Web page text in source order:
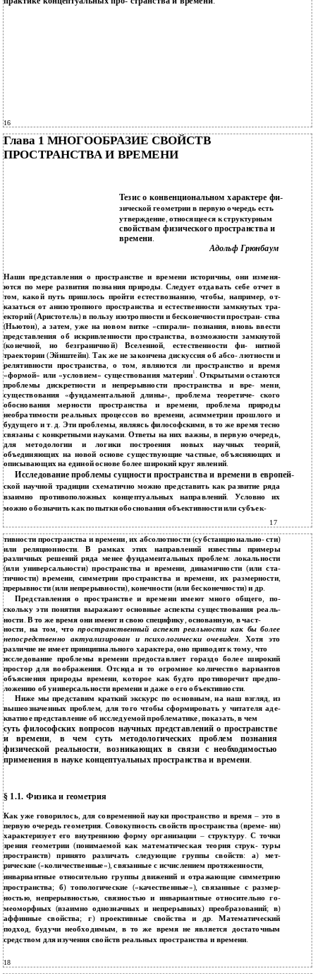
16
Глава 1 МНОГООБРАЗИЕ СВОЙСТВ
ПРОСТРАНСТВА И ВРЕМЕНИ
Тезис о конвенциональном характере фи-
зической геометрии в первую очередь есть
утверждение, относящееся к структурным
свойствам физического пространства и
времени.
Адольф Грюнбаум
Наши представления о пространстве и времени историчны, они изменя-
ются по мере развития познания природы. Следует отдавать себе отчет в
том,какой путь пришлось пройти естествознанию,чтобы, например,от-
казаться от анизотропного пространства и естественности замкнутых тра-
екторий(Аристотель)в пользу изотропности и бесконечности простран- ства
(Ньютон), а затем ,уже на новом витке«спирали»познания ,вновь ввести
представления об искривленности пространства ,возможности замкнутой
(конечной, но безграничной)Вселенной, естественности фи- нитной
траектории(Эйнштейн). Так же не закончена дискуссия об абсо-лютности и
релятивности пространства,о том,являются ли пространство и время
«формой» или «условием» существования материи1.Открытыми остаются
проблемы дискретности и непрерывности пространства и вре-мени,
существования«фундаментальной длины»,проблема теоретиче- ского
обоснования мерности пространства и времени, проблема природы
необратимости реальных процессов во времени, асимметрии прошлого и
будущего и т.д. Эти проблемы, являясь философскими, в то же время тесно
связаны с конкретными науками.Ответы на них важны, в первую очередь,
для методологии и логики построения новых научных теорий,
объединяющих на новой основе существующие частные ,объясняющих и
описывающих на единой основе более широкий круг явлений.
Исследование проблемы сущности пространства и времени в европей-
ской научной традиции схематично можно представить как развитие ряда
взаимно противоположных концептуальных направлений. Условно их
можно обозначить как попытки обоснования объективности или субъек-
17
тивности пространства и времени их абсолютности (субстанционально-сти)
или реляционности .В рамках этих направлений известны примеры
различных решений ряда менее фундаментальных проблем:локальности
(или универсальности)пространства и времени,динамичности(или ста-
тичности)времени, симметрии пространства и времени,их размерности,
прерывности(или непрерывности), конечности (или бесконечности)и др.
Представления о пространстве и времени имеют много общего, по-
скольку эти понятия выражают основные аспекты существования реаль-
ности В то же время они имеют и свою специфику основанную в част-
ности, на том,чтопространственный аспект реальности как бы более
непосредственно актуализирован и психологически очевиден.Хотя это
различие не имеет принципиального характера,оно приводит к тому, что
исследование проблемы времени предоставляет гораздо более широкий
простор для воображения.Отсюда и то огромное количество вариантов
объяснения природы времени,которое как будто противоречит предпо-
ложению об универсальности времени и даже о его объективности.
Ниже мы представим краткий экскурс по основным,на наш взгляд, из
вышеозначенных проблем, для того чтобы сформировать у читателя аде-
кватное представление об исследуемой проблематике, показать,в чем
суть философских вопросов научных представлений о пространстве
и времени, в чем суть методологических проблем познания
физической реальности,возникающих в связи с необходимостью
применения в науке концептуальных пространства и времени.
§ 1.1. Физика и геометрия
Как уже говорилось,для современной науки пространство и время – это в
первую очередь геометрия.Совокупность свойств пространства(време- ни)
характеризует его внутреннюю форму организации – структуру. С точки
зрения геометрии(понимаемой как математическая теория струк-туры
пространств)принято различать следующие группы свойств:а) мет-
рические («количественные»),связанные с исчислением протяженности,
инвариантные относительно группы движений и отражающие симметрию
пространства;б)топологические («качественные»),связанные с размер-
ностью,непрерывностью, связностью и инвариантные относительно го-
меоморфных (взаимно однозначных и непрерывных) преобразований; в)
аффинные свойства;г)проективные свойства и др.Математический
подход,будучи необходимым, в то же время не является достаточным
средством для изучения свойств реальных пространства и времени.
18